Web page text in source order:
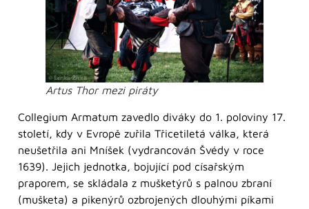
Artus Thor mezi piráty
Collegium Armatum zavedlo diváky do 1. poloviny 17.
století, kdy v Evropě zuřila Třicetiletá válka, která
neušetřila ani Mníšek (vydrancován Švédy v roce
1639). Jejich jednotka, bojující pod císařským
praporem, se skládala z mušketýrů s palnou zbraní
(mušketa) a pikenýrů ozbrojených dlouhými píkami